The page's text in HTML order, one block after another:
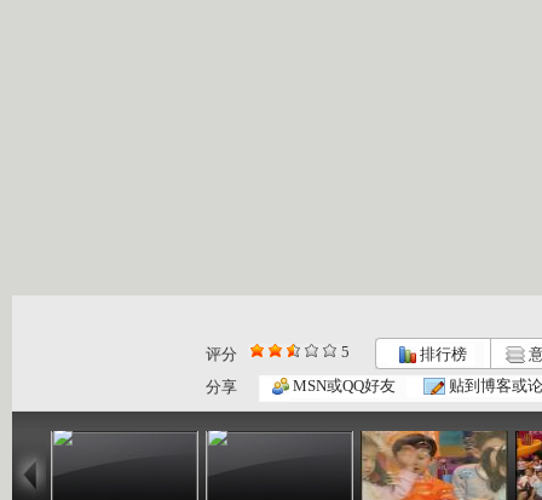
评分 5 排行榜
分享
MSN或QQ好友 贴到博客或
02:40
[智慧树]《...
03:22
《智慧树》...
00:00